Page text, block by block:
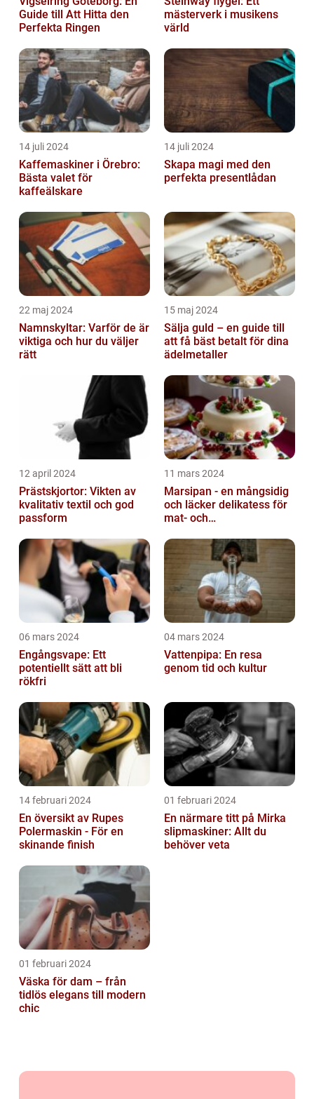
Guide till Att Hitta den
Perfekta Ringen
mästerverk i musikens
värld
14 juli 2024
Kaffemaskiner i Örebro:
Bästa valet för
kaffeälskare
14 juli 2024
Skapa magi med den
perfekta presentlådan
22 maj 2024
Namnskyltar: Varför de är
viktiga och hur du väljer
rätt
15 maj 2024
Sälja guld – en guide till
att få bäst betalt för dina
ädelmetaller
12 april 2024
Prästskjortor: Vikten av
kvalitativ textil och god
passform
11 mars 2024
Marsipan - en mångsidig
och läcker delikatess för
mat- och
06 mars 2024
Engångsvape: Ett
potentiellt sätt att bli
rökfri
04 mars 2024
Vattenpipa: En resa
genom tid och kultur
14 februari 2024
En översikt av Rupes
Polermaskin - För en
skinande finish
01 februari 2024
En närmare titt på Mirka
slipmaskiner: Allt du
behöver veta
01 februari 2024
Väska för dam – från
tidlös elegans till modern
chic